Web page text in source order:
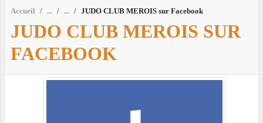
Accueil JUDO CLUB MEROIS sur Facebook
JUDO CLUB MEROIS SUR
FACEBOOK